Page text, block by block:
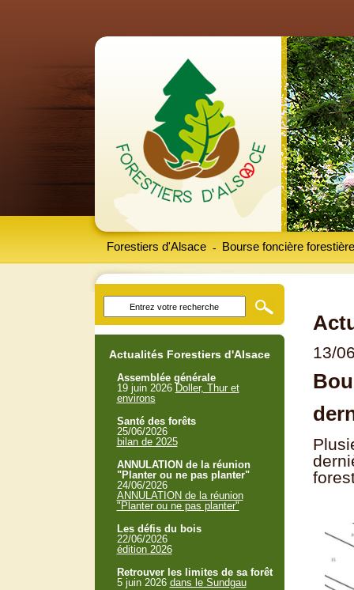
Forestiers d'Alsace Bourse foncière forestière
-
13/
Actualités Forestiers d'Alsace
Assemblée générale
19 juin 2026 Doller, Thur et
environs
Santé des forêts
25/06/2026
bilan de 2025
ANNULATION de la réunion
"Planter ou ne pas planter"
24/06/2026
ANNULATION de la réunion
"Planter ou ne pas planter"
Les défis du bois
22/06/2026
édition 2026
Retrouver les limites de sa forêt
5 juin 2026 dans le Sundgau